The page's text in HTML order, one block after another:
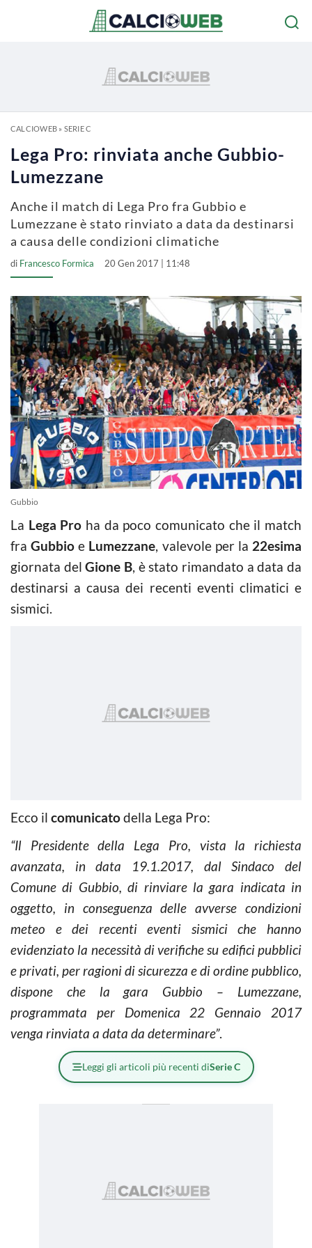
CALCIOWEB» SERIE C
Lega Pro: rinviata anche Gubbio-
Lumezzane
Anche il match di Lega Pro fra Gubbio e
Lumezzane è stato rinviato a data da destinarsi
a causa delle condizioni climatiche
di Francesco Formica 20 Gen 2017 | 11:48
Gubbio
La Lega Pro ha da poco comunicato che il match
fraGubbio e Lumezzane, valevole per la 22esima
giornata delGione B, è stato rimandato a data da
destinarsi a causa dei recenti eventi climatici e
sismici.
Ecco il comunicatodella Lega Pro:
“Il Presidente della Lega Pro, vista la richiesta
avanzata, in data 19.1.2017, dal Sindaco del
Comune di Gubbio, di rinviare la gara indicata in
oggetto, in conseguenza delle avverse condizioni
meteo e dei recenti eventi sismici che hanno
evidenziato la necessità di verifiche su edifici pubblici
e privati, per ragioni di sicurezza e di ordine pubblico,
dispone che la gara Gubbio – Lumezzane,
programmata per Domenica 22 Gennaio 2017
venga rinviata a data da determinare”.
Leggi gli articoli più recenti diSerie C